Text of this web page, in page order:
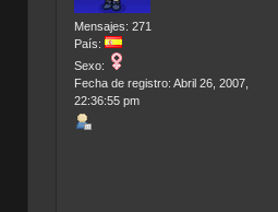
Mensajes: 271
País:
Sexo:
Fecha de registro: Abril 26, 2007,
22:36:55 pm